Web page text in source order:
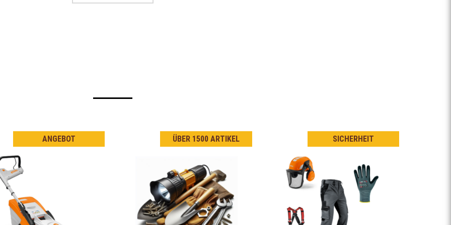
ANGEBOT ÜBER 1500 ARTIKEL SICHERHEIT